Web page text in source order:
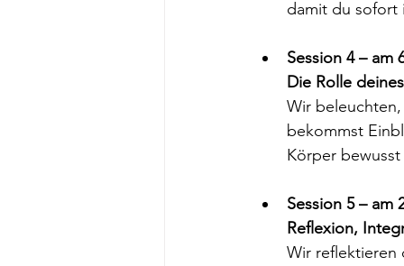
damit du sofort
Session 4 – am
Die Rolle
Wir
bekommst
Körper
Session 5 – am
Reflexion,
Wir reflektieren